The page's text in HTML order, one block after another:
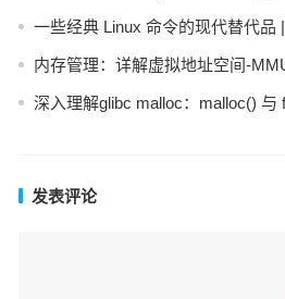
一些经典 Linux 命令的现代替代品
内存管理：详解虚拟地址空间-
深入理解glibc malloc：malloc() 与
发表评论